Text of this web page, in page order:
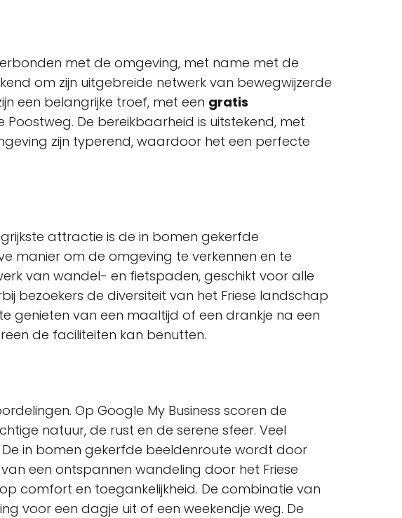
met de omgeving, met name met de
om zijn uitgebreide netwerk van bewegwijzerde
een belangrijke troef, met een gratis
De bereikbaarheid is uitstekend, met
zijn typerend, waardoor het een perfecte
attractie is de in bomen gekerfde
manier om de omgeving te verkennen en te
van wandel- en fietspaden, geschikt voor alle
bezoekers de diversiteit van het Friese landschap
genieten van een maaltijd of een drankje na een
de faciliteiten kan benutten.
Op Google My Business scoren de
natuur, de rust en de serene sfeer. Veel
De in bomen gekerfde beeldenroute wordt door
een ontspannen wandeling door het Friese
comfort en toegankelijkheid. De combinatie van
voor een dagje uit of een weekendje weg. De